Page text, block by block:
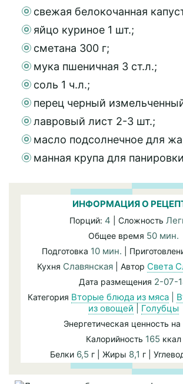
свежая белокочанная
яйцо куриное 1 шт.;
сметана 300 г;
мука пшеничная 3 ст.л.;
соль 1 ч.л.;
перец черный
лавровый лист 2-3 шт.;
масло подсолнечное для
манная крупа для
ИНФОРМАЦИЯ О
Порций: 4 | Сложность
Общее время 50 мин.
Подготовка 10 мин. |
Кухня Славянская| Автор Света
Дата размещения 2-07-
Категория Вторые блюда из мяса|
из овощей
Голубцы
Энергетическая ценность на
Калорийность 165 ккал
Белки 6,5 г | Жиры 8,1 г |